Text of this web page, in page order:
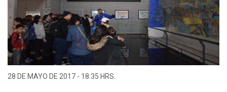
28 DE MAYO DE 2017 - 18:35 HRS.